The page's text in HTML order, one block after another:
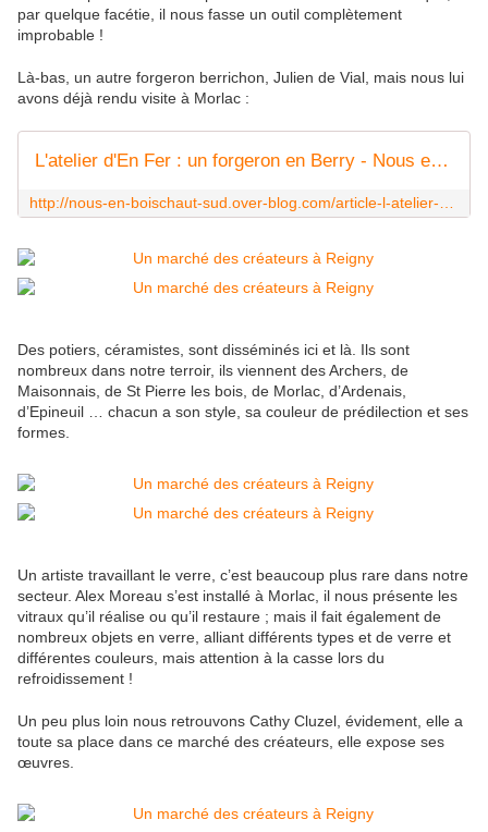
par quelque facétie, il nous fasse un outil complètement
improbable !
Là-bas, un autre forgeron berrichon, Julien de Vial, mais nous lui
avons déjà rendu visite à Morlac :
L'atelier d'En Fer : un forgeron en Berry - Nous en Boischaut-sud
Des potiers, céramistes, sont disséminés ici et là. Ils sont
nombreux dans notre terroir, ils viennent des Archers, de
Maisonnais, de St Pierre les bois, de Morlac, d’Ardenais,
d’Epineuil … chacun a son style, sa couleur de prédilection et ses
formes.
Un artiste travaillant le verre, c’est beaucoup plus rare dans notre
secteur. Alex Moreau s’est installé à Morlac, il nous présente les
vitraux qu’il réalise ou qu’il restaure ; mais il fait également de
nombreux objets en verre, alliant différents types et de verre et
différentes couleurs, mais attention à la casse lors du
refroidissement !
Un peu plus loin nous retrouvons Cathy Cluzel, évidement, elle a
toute sa place dans ce marché des créateurs, elle expose ses
œuvres.